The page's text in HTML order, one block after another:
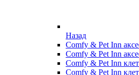
Назад
Comfy & Pet Inn
Comfy & Pet Inn
Comfy & Pet Inn
Comfy & Pet Inn